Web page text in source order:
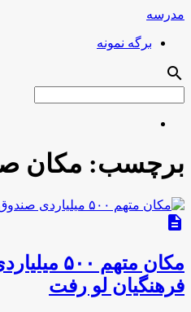
مدرسه
برگه نمونه
search
برچسب: مکان
description
مکان متهم
فرهنگیان لو رفت